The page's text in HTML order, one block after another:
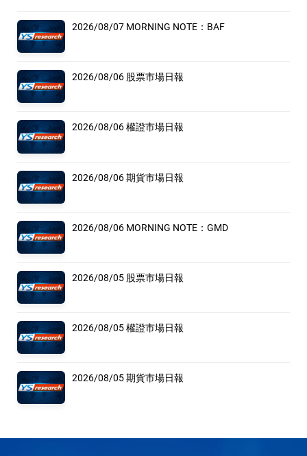
2026/08/07 MORNING NOTE：BAF
2026/08/06 股票市場日報
2026/08/06 權證市場日報
2026/08/06 期貨市場日報
2026/08/06 MORNING NOTE：GMD
2026/08/05 股票市場日報
2026/08/05 權證市場日報
2026/08/05 期貨市場日報